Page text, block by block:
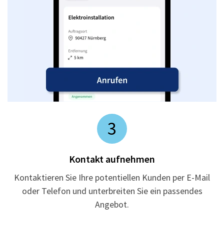
3
Kontakt aufnehmen
Kontaktieren Sie Ihre potentiellen Kunden per E-Mail
oder Telefon und unterbreiten Sie ein passendes
Angebot.